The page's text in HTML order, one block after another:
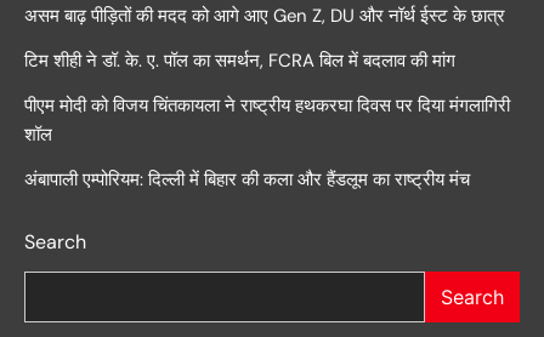
असम बाढ़ पीड़ितों की मदद को आगे आए Gen Z, DU और नॉर्थ ईस्ट के छात्र
टिम शीही ने डॉ. के. ए. पॉल का समर्थन, FCRA बिल में बदलाव की मांग
पीएम मोदी को विजय चिंतकायला ने राष्ट्रीय हथकरघा दिवस पर दिया मंगलागिरी
शॉल
अंबापाली एम्पोरियम: दिल्ली में बिहार की कला और हैंडलूम का राष्ट्रीय मंच
Search
Search